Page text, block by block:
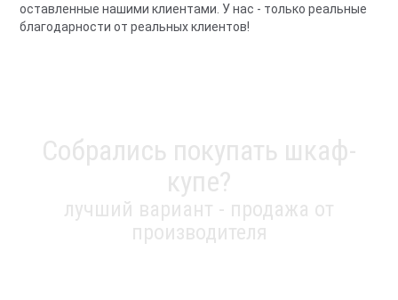
оставленные нашими клиентами. У нас - только реальные
благодарности от реальных клиентов!
Собрались покупать шкаф-
купе?
лучший вариант - продажа от
производителя